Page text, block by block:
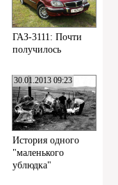
ГАЗ-3111: Почти
получилось
30.01.2013 09:23
История одного
"маленького
ублюдка"